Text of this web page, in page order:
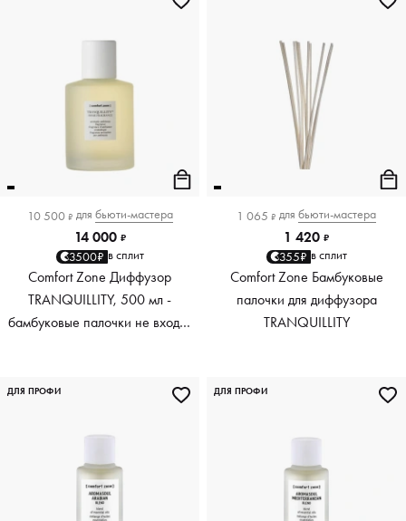
10 500 ₽ для бьюти-мастера
14 000 ₽
3500₽ в сплит
Comfort Zone Диффузор
TRANQUILLITY, 500 мл -
бамбуковые палочки не входят
1 065 ₽ для бьюти-мастера
1 420 ₽
355₽ в сплит
Comfort Zone Бамбуковые
палочки для диффузора
TRANQUILLITY
ДЛЯ ПРОФИ ДЛЯ ПРОФИ